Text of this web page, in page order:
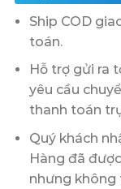
Ship COD
toán.
Hỗ trợ gửi ra
yêu cầu
thanh toán
Quý khách
Hàng đã
nhưng không